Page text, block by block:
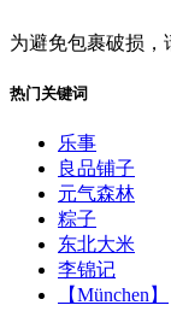
为避免包裹破损，
热门关键词
乐事
良品铺子
元气森林
粽子
东北大米
李锦记
【München】